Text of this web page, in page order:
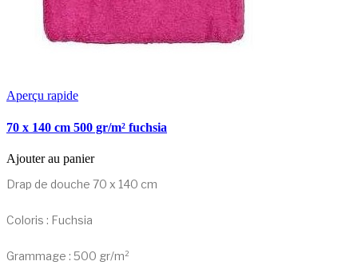
Aperçu rapide
70 x 140 cm 500 gr/m² fuchsia
Ajouter au panier
Drap de douche 70 x 140 cm
Coloris : Fuchsia
Grammage : 500 gr/m²